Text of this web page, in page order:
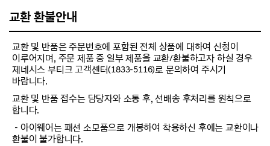
교환 환불안내
교환 및 반품은 주문번호에 포함된 전체 상품에 대하여 신청이
이루어지며, 주문 제품 중 일부 제품을 교환/환불하고자 하실 경우
제네시스 부티크 고객센터(1833-5116)로 문의하여 주시기
바랍니다.
교환 및 반품 접수는 담당자와 소통 후, 선배송 후처리를 원칙으로
합니다.
－아이웨어는 패션 소모품으로 개봉하여 착용하신 후에는 교환이나
환불이 불가합니다.